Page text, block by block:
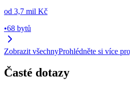
od 3,7 mil Kč
•68 bytů
Zobrazit všechnyProhlédněte si více
Časté dotazy